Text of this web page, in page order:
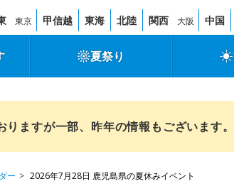
東京 甲信越 東海 北陸 関西 大阪 中国
夏祭り
ますが一部、昨年の情報もございます。
ー 2026年7月28日 鹿児島県の夏休みイベント